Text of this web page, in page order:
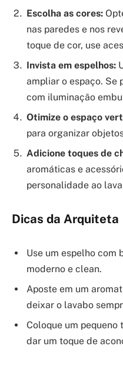
Escolha as cores:
nas paredes e nos
toque de cor, use
Invista em espelhos:
ampliar o espaço. Se
com iluminação
Otimize o espaço
para organizar
Adicione toques de
aromáticas e
personalidade ao
Dicas da Arquiteta
Use um espelho com
moderno e clean.
Aposte em um
deixar o lavabo
Coloque um pequeno
dar um toque de